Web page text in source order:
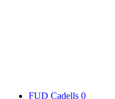
FUD Cadells 0